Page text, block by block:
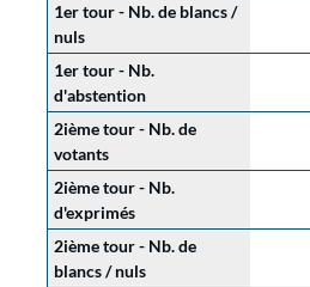
1er tour - Nb. de blancs /
nuls
1er tour - Nb.
d'abstention
2ième tour - Nb. de
votants
2ième tour - Nb.
d'exprimés
2ième tour - Nb. de
blancs / nuls